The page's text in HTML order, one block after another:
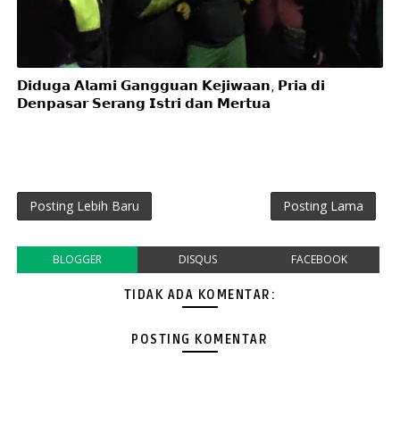
𝗗𝗶𝗱𝘂𝗴𝗮 𝗔𝗹𝗮𝗺𝗶 𝗚𝗮𝗻𝗴𝗴𝘂𝗮𝗻 𝗞𝗲𝗷𝗶𝘄𝗮𝗮𝗻, 𝗣𝗿𝗶𝗮 𝗱𝗶
𝗗𝗲𝗻𝗽𝗮𝘀𝗮𝗿 𝗦𝗲𝗿𝗮𝗻𝗴 𝗜𝘀𝘁𝗿𝗶 𝗱𝗮𝗻 𝗠𝗲𝗿𝘁𝘂𝗮
Posting Lebih Baru Posting Lama
BLOGGER DISQUS FACEBOOK
TIDAK ADA KOMENTAR:
POSTING KOMENTAR